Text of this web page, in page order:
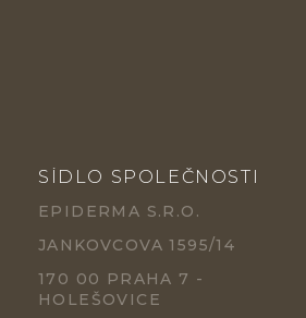
SÍDLO SPOLEČNOSTI
EPIDERMA S.R.O.
JANKOVCOVA 1595/14
170 00 PRAHA 7 -
HOLEŠOVICE